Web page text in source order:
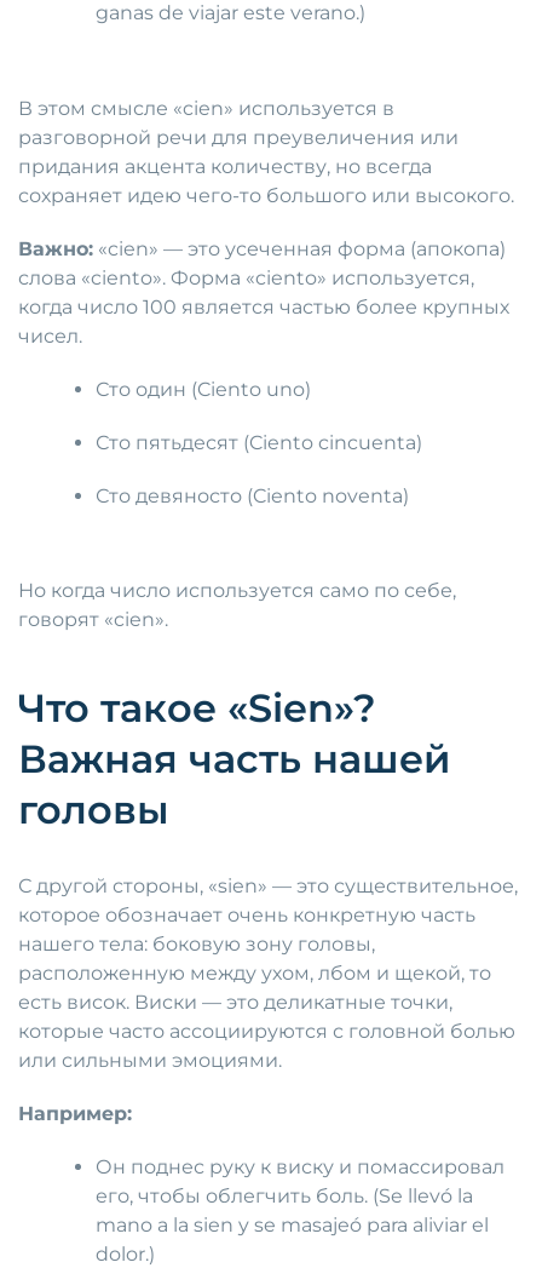
ganas de viajar este verano.)
В этом смысле «cien» используется в
разговорной речи для преувеличения или
придания акцента количеству, но всегда
сохраняет идею чего-то большого или высокого.
Важно: «cien» — это усеченная форма (апокопа)
слова «ciento». Форма «ciento» используется,
когда число 100 является частью более крупных
чисел.
Сто один (Ciento uno)
Сто пятьдесят (Ciento cincuenta)
Сто девяносто (Ciento noventa)
Но когда число используется само по себе,
говорят «cien».
Что такое «Sien»?
Важная часть нашей
головы
С другой стороны, «sien» — это существительное,
которое обозначает очень конкретную часть
нашего тела: боковую зону головы,
расположенную между ухом, лбом и щекой, то
есть висок. Виски — это деликатные точки,
которые часто ассоциируются с головной болью
или сильными эмоциями.
Например:
Он поднес руку к виску и помассировал
его, чтобы облегчить боль. (Se llevó la
mano a la sien y se masajeó para aliviar el
dolor.)